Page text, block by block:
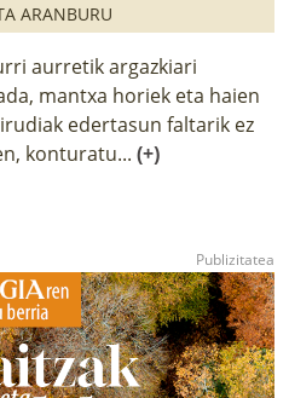
ARANBURU
aurretik argazkiari
mantxa horiek eta haien
edertasun faltarik ez
konturatu... (+)